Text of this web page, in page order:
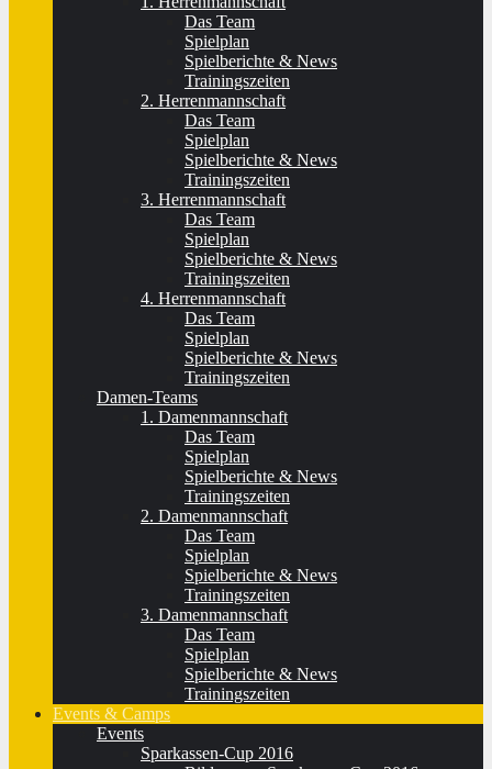
Das Team
Spielplan
Spielberichte & News
Trainingszeiten
2. Herrenmannschaft
Das Team
Spielplan
Spielberichte & News
Trainingszeiten
3. Herrenmannschaft
Das Team
Spielplan
Spielberichte & News
Trainingszeiten
4. Herrenmannschaft
Das Team
Spielplan
Spielberichte & News
Trainingszeiten
Damen-Teams
1. Damenmannschaft
Das Team
Spielplan
Spielberichte & News
Trainingszeiten
2. Damenmannschaft
Das Team
Spielplan
Spielberichte & News
Trainingszeiten
3. Damenmannschaft
Das Team
Spielplan
Spielberichte & News
Trainingszeiten
Events & Camps
Events
Sparkassen-Cup 2016